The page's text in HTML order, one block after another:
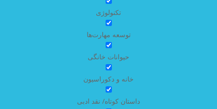
تکنولوژی
توسعه مهارت‌ها
حیوانات خانگی
خانه و دکوراسیون
داستان کوتاه/ نقد ادبی